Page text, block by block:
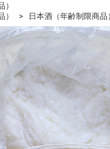
日本酒（年齢制限商品